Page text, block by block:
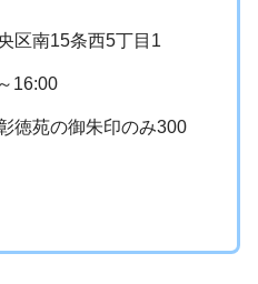
区南15条西5丁目1
16:00
徳苑の御朱印のみ300